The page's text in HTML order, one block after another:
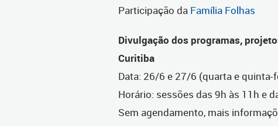
Participação da Família Folhas
Divulgação dos programas,
Curitiba
Data: 26/6 e 27/6 (quarta e quinta-
Horário: sessões das 9h às 11h e
Sem agendamento, mais